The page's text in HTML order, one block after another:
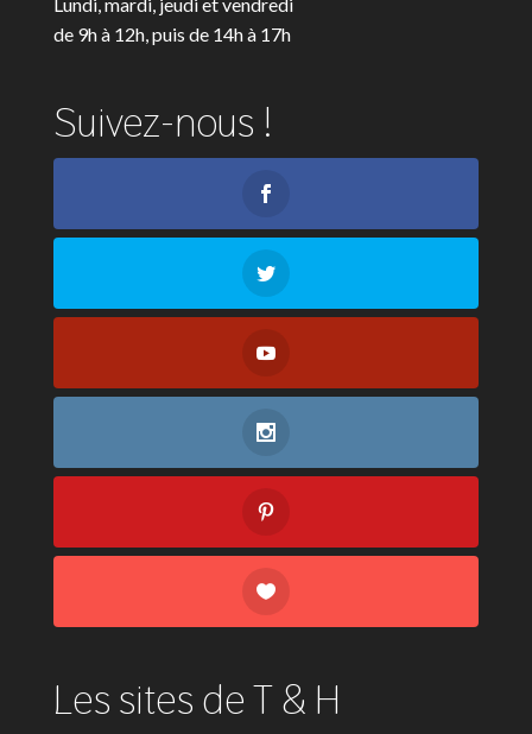
Lundi, mardi, jeudi et vendredi
de 9h à 12h, puis de 14h à 17h
Suivez-nous !
Les sites de T & H